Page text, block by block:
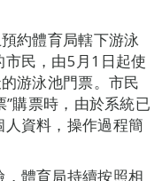
約體育局轄下游泳
民，由5月1日起使
游泳池門票。市民
”購票時，由於系統已
資料，操作過程簡
體育局持續按照相